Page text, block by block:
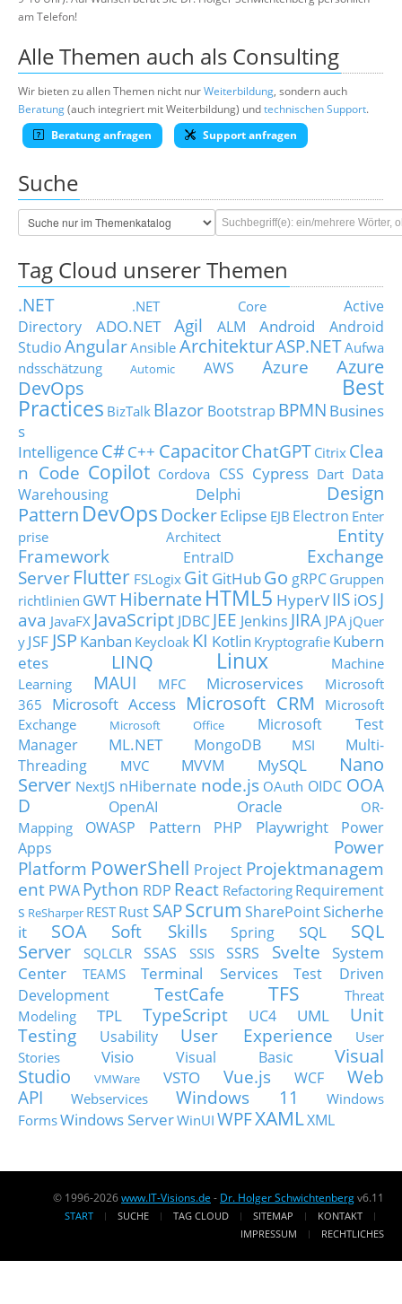
am Telefon!
Alle Themen auch als Consulting
Wir bieten zu allen Themen nicht nurWeiterbildung, sondern auch
Beratung(auch integriert mit Weiterbildung) undtechnischen Support.
Beratung anfragen
Support anfragen
Suche
Tag Cloud unserer Themen
.NET .NET Core
Active
Directory
ADO.NET Agil ALM Android
Android
StudioAngularAnsible ArchitekturASP.NETAufwa
ndsschätzung
Automic AWS Azure
Azure
DevOps
Best
Practices BizTalk Blazor Bootstrap BPMN Busines
s
Intelligence C#C++ CapacitorChatGPT Citrix Clea
n Code Copilot Cordova CSS Cypress Dart Data
Warehousing
Delphi
Design
Pattern DevOps DockerEclipse EJB Electron Enter
prise Architect
Entity
Framework
EntraID
Exchange
Server Flutter FSLogix Git GitHubGo gRPC Gruppen
richtlinien GWT HibernateHTML5 HyperVIIS iOSJ
ava JavaFX JavaScript JDBC JEE Jenkins JIRA JPA jQuer
y JSF JSP Kanban Keycloak KI Kotlin Kryptografie Kubern
etes
LINQ Linux
Machine
Learning
MAUI MFC Microservices
Microsoft
365
Microsoft Access Microsoft CRM
Microsoft
Exchange
Microsoft Office
Microsoft Test
Manager
ML.NET MongoDB MSI
Multi-
Threading
MVC MVVM MySQL
Nano
Server NextJS nHibernate node.js OAuth OIDC OOA
D
OpenAI Oracle
OR-
Mapping
OWASP Pattern PHP Playwright
Power
Apps
Power
Platform PowerShell Project Projektmanagem
ent PWA Python RDP React Refactoring Requirement
s ReSharper RESTRust SAPScrum SharePointSicherhe
it
SOA Soft Skills Spring SQL
SQL
Server
SQLCLR SSAS SSIS SSRS Svelte
System
Center
TEAMS Terminal Services
Test Driven
Development
TestCafe TFS
Threat
Modeling
TPL TypeScript UC4 UML
Unit
Testing
Usability User Experience
User
Stories
Visio Visual Basic
Visual
Studio
VMWare VSTO Vue.js WCF
Web
API
Webservices Windows 11
Windows
FormsWindows ServerWinUI WPFXAMLXML
© 1996-2026www.IT-Visions.de - Dr. Holger Schwichtenbergv6.11
START SUCHE TAG CLOUD SITEMAP
KONTAKT
IMPRESSUM
RECHTLICHES